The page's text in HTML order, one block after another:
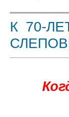
К 70-